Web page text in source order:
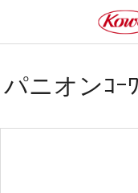
パニオンｺｰ